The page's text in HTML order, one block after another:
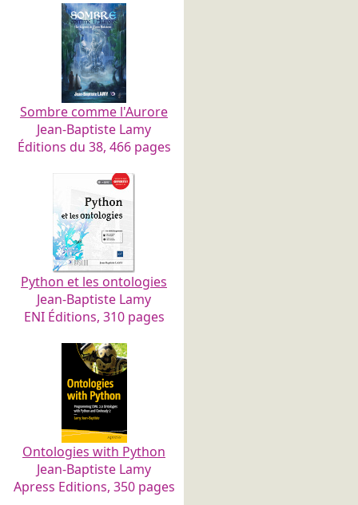
Sombre comme l'Aurore
Jean-Baptiste Lamy
Éditions du 38, 466 pages
Python et les ontologies
Jean-Baptiste Lamy
ENI Éditions, 310 pages
Ontologies with Python
Jean-Baptiste Lamy
Apress Editions, 350 pages